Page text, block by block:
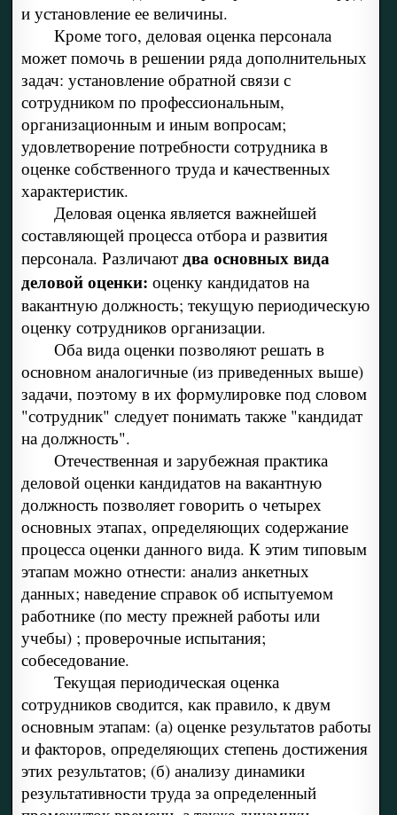
и установление ее величины.
Кроме того, деловая оценка персонала
может помочь в решении ряда дополнительных
задач: установление обратной связи с
сотрудником по профессиональным,
организационным и иным вопросам;
удовлетворение потребности сотрудника в
оценке собственного труда и качественных
характеристик.
Деловая оценка является важнейшей
составляющей процесса отбора и развития
персонала. Различают два основных вида
деловой оценки: оценку кандидатов на
вакантную должность; текущую периодическую
оценку сотрудников организации.
Оба вида оценки позволяют решать в
основном аналогичные (из приведенных выше)
задачи, поэтому в их формулировке под словом
"сотрудник" следует понимать также "кандидат
на должность".
Отечественная и зарубежная практика
деловой оценки кандидатов на вакантную
должность позволяет говорить о четырех
основных этапах, определяющих содержание
процесса оценки данного вида. К этим типовым
этапам можно отнести: анализ анкетных
данных; наведение справок об испытуемом
работнике (по месту прежней работы или
учебы) ; проверочные испытания;
собеседование.
Текущая периодическая оценка
сотрудников сводится, как правило, к двум
основным этапам: (а) оценке результатов работы
и факторов, определяющих степень достижения
этих результатов; (б) анализу динамики
результативности труда за определенный